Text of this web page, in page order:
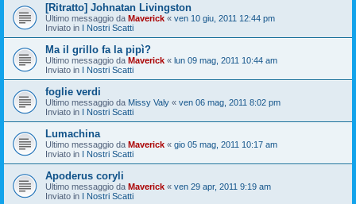
[Ritratto] Johnatan Livingston
Ultimo messaggio da Maverick « ven 10 giu, 2011 12:44 pm
Inviato in I Nostri Scatti
Ma il grillo fa la pipì?
Ultimo messaggio da Maverick « lun 09 mag, 2011 10:44 am
Inviato in I Nostri Scatti
foglie verdi
Ultimo messaggio da Missy Valy « ven 06 mag, 2011 8:02 pm
Inviato in I Nostri Scatti
Lumachina
Ultimo messaggio da Maverick « gio 05 mag, 2011 10:17 am
Inviato in I Nostri Scatti
Apoderus coryli
Ultimo messaggio da Maverick « ven 29 apr, 2011 9:19 am
Inviato in I Nostri Scatti